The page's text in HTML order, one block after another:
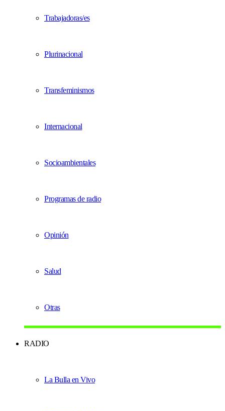
Trabajadoras/es
Plurinacional
Transfeminismos
Internacional
Socioambientales
Programas de radio
Opinión
Salud
Otras
RADIO
La Bulla en Vivo